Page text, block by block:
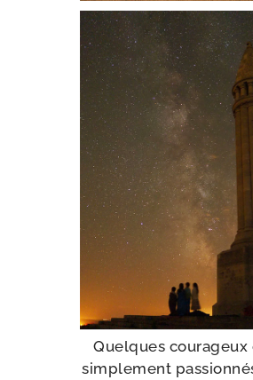
Quelques cou­ra­geux
sim­ple­ment